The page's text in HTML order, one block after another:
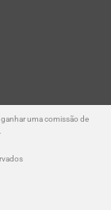
uma comissão de